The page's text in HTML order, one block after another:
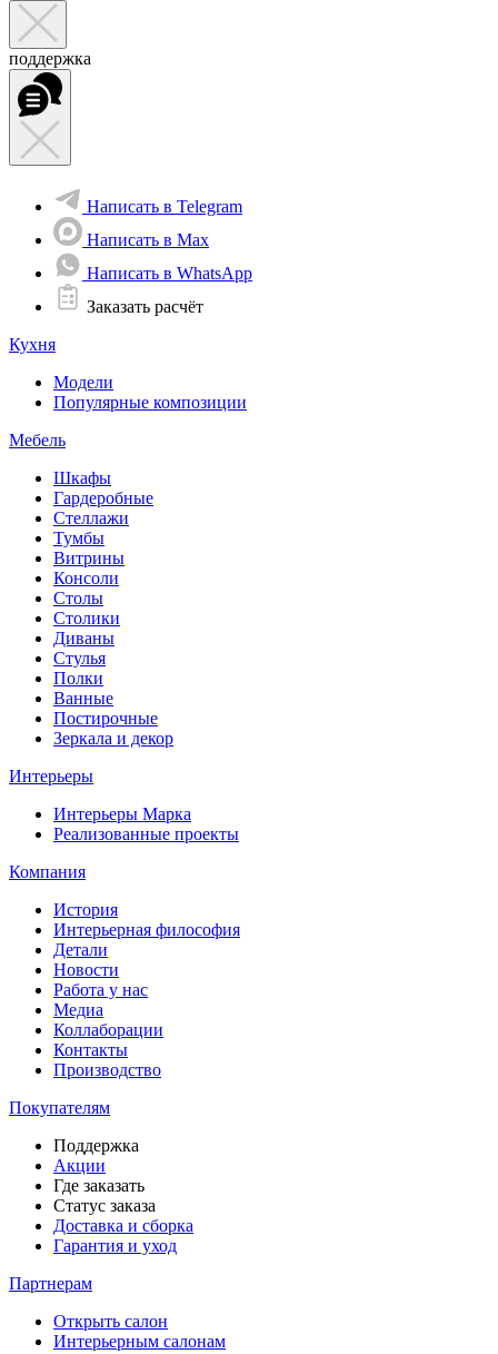
поддержка
Написать в Telegram
Написать в Max
Написать в WhatsApp
Заказать расчёт
Кухня
Модели
Популярные композиции
Мебель
Шкафы
Гардеробные
Стеллажи
Тумбы
Витрины
Консоли
Столы
Столики
Диваны
Стулья
Полки
Ванные
Постирочные
Зеркала и декор
Интерьеры
Интерьеры Марка
Реализованные проекты
Компания
История
Интерьерная философия
Детали
Новости
Работа у нас
Медиа
Коллаборации
Контакты
Производство
Покупателям
Поддержка
Акции
Где заказать
Статус заказа
Доставка и сборка
Гарантия и уход
Партнерам
Открыть салон
Интерьерным салонам